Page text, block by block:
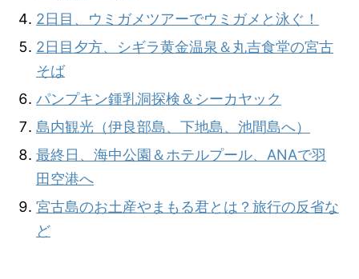
2日目、ウミガメツアーでウミガメと泳ぐ！
2日目夕方、シギラ黄金温泉＆丸吉食堂の宮古
そば
パンプキン鍾乳洞探検＆シーカヤック
島内観光（伊良部島、下地島、池間島へ）
最終日、海中公園＆ホテルプール、ANAで羽
田空港へ
宮古島のお土産やまもる君とは？旅行の反省な
ど